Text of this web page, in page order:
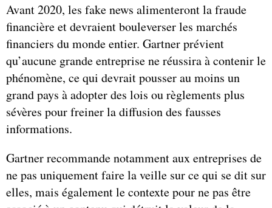
Avant 2020, les fake news alimenteront la fraude
financière et devraient bouleverser les marchés
financiers du monde entier. Gartner prévient
qu’aucune grande entreprise ne réussira à contenir le
phénomène, ce qui devrait pousser au moins un
grand pays à adopter des lois ou règlements plus
sévères pour freiner la diffusion des fausses
informations.
Gartner recommande notamment aux entreprises de
ne pas uniquement faire la veille sur ce qui se dit sur
elles, mais également le contexte pour ne pas être